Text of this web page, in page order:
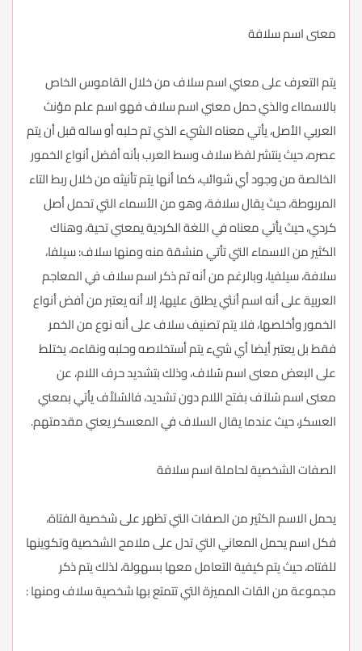
معنى اسم سلافة
يتم التعرف على معني اسم سلاف من خلال القاموس الخاص
بالاسمااء والذي حمل معني اسم سلاف فهو اسم علم مؤنث
العربي الأصل، يأتي معناه الشيء الذي تم حلبه أو ساله قبل أن يتم
عصره، حيث ينتشر لفظ سلاف وسط العرب بأنه أفضل أنواع الخمور
الخالصة من وجود أي شوائب، كما أنها يتم تأنيثه من خلال ربط التاء
المربوطة، حيث يقال سلافة، وهو من الأسماء التي تحمل أصل
كردي، حيث يأتي معناه في اللغة الكردية يمعني تحية، وهناك
الكثير من الاسماء التي تأتي منشقة منه ومنها سلاف: سيلفا،
سلافة، سيلفيا، وبالرغم من أنه تم ذكر اسم سلاف في المعاجم
العربية على أنه اسم أنثي يطلق عليها، إلا أنه يعتبر من أفض أنواع
الخمور وأخلصها، فلا يتم تصنيف سلاف على أنه نوع من الخمر
فقط بل يعتبر أيضا أي شيء يتم أستخلاصه وحلبه ونقاءه، يختلط
على البعض معنى اسم سُلاف، وذلك بتشديد حرف اللام، عن
معنى اسم سُلاَف بفتح اللام دون تشديد، فالسُلاَّف يأتي بمعني
العسكر، حيث عندما يقال السلاف في المعسكر يعني مقدمتهم.
الصفات الشخصية لحاملة اسم سلافة
يحمل الاسم الكثير من الصفات التي تظهر على شخصية الفتاة،
فكل اسم يحمل المعاني التي تدل على ملامح الشخصية وتكوينها
للفتاه، حيث يتم كيفية التعامل معها بسهولة، لذلك يتم ذكر
مجموعة من القات المميزة التي تتمتع بها شخصية سلاف ومنها :